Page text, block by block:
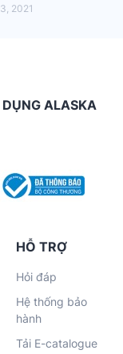
với gia đình bạn
2021
ALASKA
HỖ TRỢ
Hỏi đáp
Hệ thống bảo
hành
Tải E-catalogue